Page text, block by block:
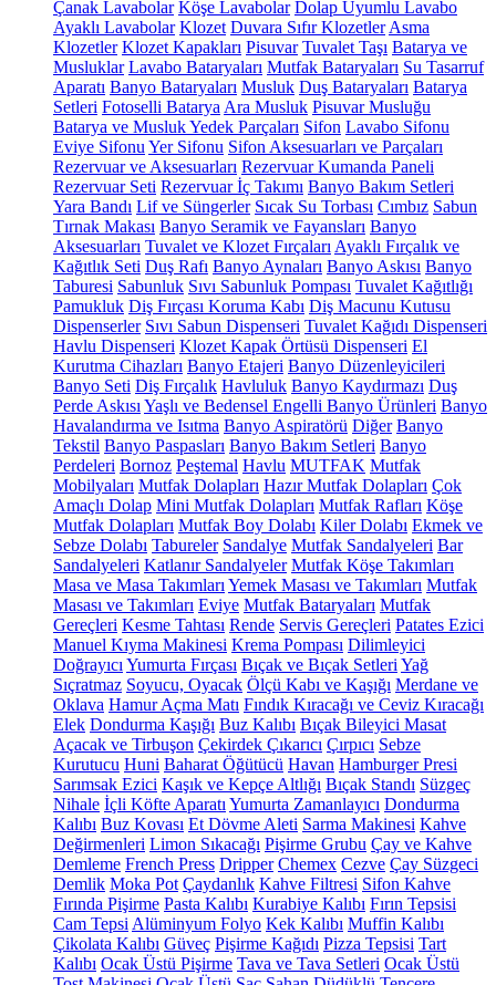
Çanak Lavabolar Köşe Lavabolar Dolap Uyumlu Lavabo
Ayaklı Lavabolar Klozet Duvara Sıfır Klozetler Asma
Klozetler Klozet Kapakları Pisuvar Tuvalet Taşı Batarya ve
Musluklar Lavabo Bataryaları Mutfak Bataryaları Su Tasarruf
Aparatı Banyo Bataryaları Musluk Duş Bataryaları Batarya
Setleri Fotoselli Batarya Ara Musluk Pisuvar Musluğu
Batarya ve Musluk Yedek Parçaları Sifon Lavabo Sifonu
Eviye Sifonu Yer Sifonu Sifon Aksesuarları ve Parçaları
Rezervuar ve Aksesuarları Rezervuar Kumanda Paneli
Rezervuar Seti Rezervuar İç Takımı Banyo Bakım Setleri
Yara Bandı Lif ve Süngerler Sıcak Su Torbası Cımbız Sabun
Tırnak Makası Banyo Seramik ve Fayansları Banyo
Aksesuarları Tuvalet ve Klozet Fırçaları Ayaklı Fırçalık ve
Kağıtlık Seti Duş Rafı Banyo Aynaları Banyo Askısı Banyo
Taburesi Sabunluk Sıvı Sabunluk Pompası Tuvalet Kağıtlığı
Pamukluk Diş Fırçası Koruma Kabı Diş Macunu Kutusu
Dispenserler Sıvı Sabun Dispenseri Tuvalet Kağıdı Dispenseri
Havlu Dispenseri Klozet Kapak Örtüsü Dispenseri El
Kurutma Cihazları Banyo Etajeri Banyo Düzenleyicileri
Banyo Seti Diş Fırçalık Havluluk Banyo Kaydırmazı Duş
Perde Askısı Yaşlı ve Bedensel Engelli Banyo Ürünleri Banyo
Havalandırma ve Isıtma Banyo Aspiratörü Diğer Banyo
Tekstil Banyo Paspasları Banyo Bakım Setleri Banyo
Perdeleri Bornoz Peştemal Havlu MUTFAK Mutfak
Mobilyaları Mutfak Dolapları Hazır Mutfak Dolapları Çok
Amaçlı Dolap Mini Mutfak Dolapları Mutfak Rafları Köşe
Mutfak Dolapları Mutfak Boy Dolabı Kiler Dolabı Ekmek ve
Sebze Dolabı Tabureler Sandalye Mutfak Sandalyeleri Bar
Sandalyeleri Katlanır Sandalyeler Mutfak Köşe Takımları
Masa ve Masa Takımları Yemek Masası ve Takımları Mutfak
Masası ve Takımları Eviye Mutfak Bataryaları Mutfak
Gereçleri Kesme Tahtası Rende Servis Gereçleri Patates Ezici
Manuel Kıyma Makinesi Krema Pompası Dilimleyici
Doğrayıcı Yumurta Fırçası Bıçak ve Bıçak Setleri Yağ
Sıçratmaz Soyucu, Oyacak Ölçü Kabı ve Kaşığı Merdane ve
Oklava Hamur Açma Matı Fındık Kıracağı ve Ceviz Kıracağı
Elek Dondurma Kaşığı Buz Kalıbı Bıçak Bileyici Masat
Açacak ve Tirbuşon Çekirdek Çıkarıcı Çırpıcı Sebze
Kurutucu Huni Baharat Öğütücü Havan Hamburger Presi
Sarımsak Ezici Kaşık ve Kepçe Altlığı Bıçak Standı Süzgeç
Nihale İçli Köfte Aparatı Yumurta Zamanlayıcı Dondurma
Kalıbı Buz Kovası Et Dövme Aleti Sarma Makinesi Kahve
Değirmenleri Limon Sıkacağı Pişirme Grubu Çay ve Kahve
Demleme French Press Dripper Chemex Cezve Çay Süzgeci
Demlik Moka Pot Çaydanlık Kahve Filtresi Sifon Kahve
Fırında Pişirme Pasta Kalıbı Kurabiye Kalıbı Fırın Tepsisi
Cam Tepsi Alüminyum Folyo Kek Kalıbı Muffin Kalıbı
Çikolata Kalıbı Güveç Pişirme Kağıdı Pizza Tepsisi Tart
Kalıbı Ocak Üstü Pişirme Tava ve Tava Setleri Ocak Üstü